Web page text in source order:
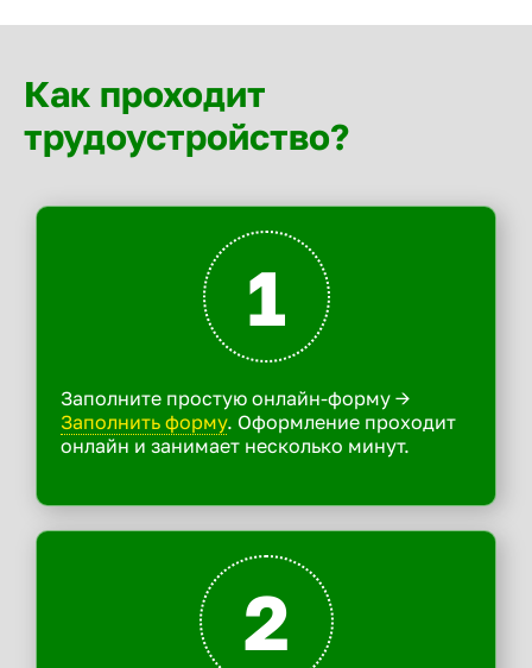
Как проходит
трудоустройство?
1
Заполните простую онлайн-форму ->
Заполнить форму. Оформление проходит
онлайн и занимает несколько минут.
2